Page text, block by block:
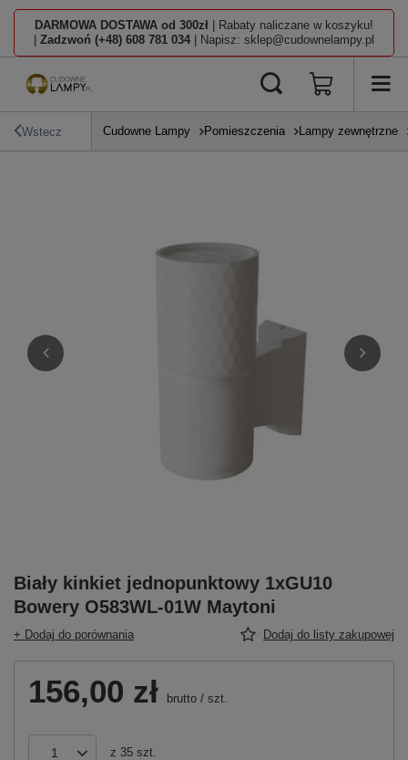
DARMOWA DOSTAWA od 300zł | Rabaty naliczane w koszyku!
Zadzwoń (+48) 608 781 034 | Napisz: sklep@cudownelampy.pl
Wstecz Cudowne Lampy Pomieszczenia Lampy zewnętrzne
Biały kinkiet jednopunktowy 1xGU10
Bowery O583WL-01W Maytoni
+ Dodaj do porównania Dodaj do listy zakupowej
156,00 zł brutto / szt.
z 35 szt.